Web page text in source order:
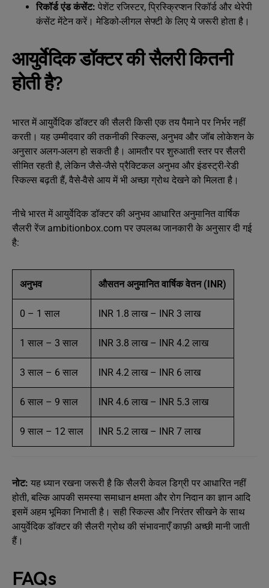
रिकॉर्ड एंड कंसेंट: पेशेंट रजिस्टर, प्रिस्क्रिप्शन रिकॉर्ड और थेरेपी
कंसेंट मेंटेन करें। मेडिको-लीगल सेफ्टी के लिए ये जरूरी होता है।
आयुर्वेदिक डॉक्टर की सैलरी कितनी
होती है?
भारत में आयुर्वेदिक डॉक्टर की सैलरी किसी एक तय पैमाने पर निर्भर नहीं
करती। यह उम्मीदवार की तकनीकी स्किल्स, अनुभव और जॉब लोकेशन के
अनुसार अलग-अलग हो सकती है। आमतौर पर शुरुआती स्तर पर सैलरी
सीमित रहती है, लेकिन जैसे-जैसे प्रैक्टिकल अनुभव और इंडस्ट्री-रेडी
स्किल्स बढ़ती हैं, वैसे-वैसे आय में भी अच्छा ग्रोथ देखने को मिलता है।
नीचे भारत में आयुर्वेदिक डॉक्टर की अनुभव आधारित अनुमानित वार्षिक
सैलरी रेंज ambitionbox.com पर उपलब्ध जानकारी के अनुसार दी गई
है:
अनुभव औसतन अनुमानित वार्षिक वेतन (INR)
0 – 1 साल INR 1.8 लाख – INR 3 लाख
1 साल – 3 साल INR 3.8 लाख – INR 4.2 लाख
3 साल – 6 साल INR 4.2 लाख – INR 6 लाख
6 साल – 9 साल INR 4.6 लाख – INR 5.3 लाख
9 साल – 12 साल INR 5.2 लाख – INR 7 लाख
नोट: यह ध्यान रखना जरूरी है कि सैलरी केवल डिग्री पर आधारित नहीं
होती, बल्कि आपकी समस्या समाधान क्षमता और रोग निदान का ज्ञान आदि
इसमें अहम भूमिका निभाती है। सही स्किल्स और निरंतर सीखने के साथ
आयुर्वेदिक डॉक्टर की सैलरी ग्रोथ की संभावनाएँ काफ़ी अच्छी मानी जाती
हैं।
FAQs